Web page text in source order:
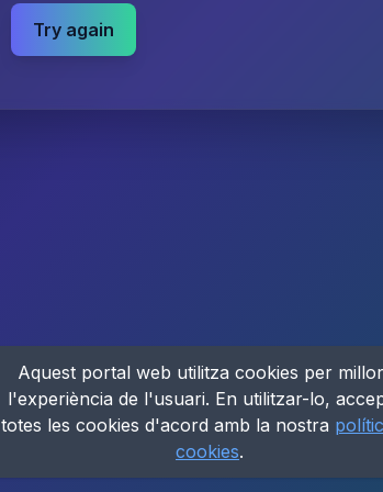
Try again
Aquest portal web utilitza cookies per
l'experiència de l'usuari. En utilitzar-lo,
totes les cookies d'acord amb la nostra
cookies.